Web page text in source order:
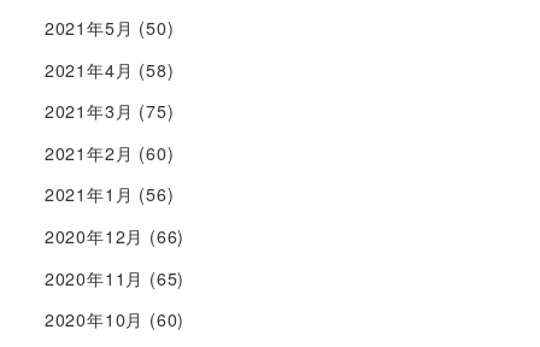
2021年5月 (50)
2021年4月 (58)
2021年3月 (75)
2021年2月 (60)
2021年1月 (56)
2020年12月 (66)
2020年11月 (65)
2020年10月 (60)